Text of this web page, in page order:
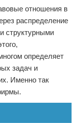
отношения в
распределение
структурными
определяет
задач и
Именно так